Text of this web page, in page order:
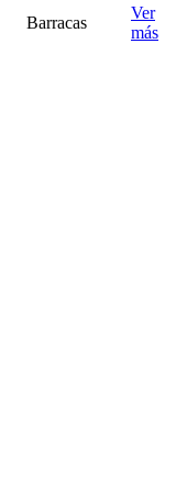
Barracas
Ver
más